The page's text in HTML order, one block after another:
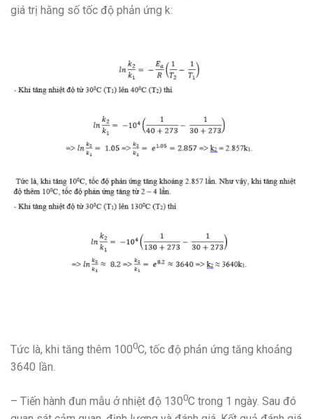
giá trị hằng số tốc độ phản ứng k:
Tức là, khi tăng thêm 1000C, tốc độ phản ứng tăng khoảng
3640 lần.
– Tiến hành đun mẫu ở nhiệt độ 1300C trong 1 ngày. Sau đó